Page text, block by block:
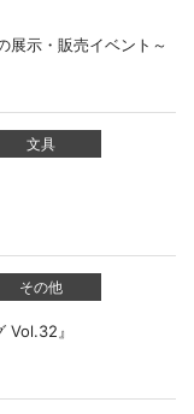
展示・販売イベント～
文具
その他
Vol.32』